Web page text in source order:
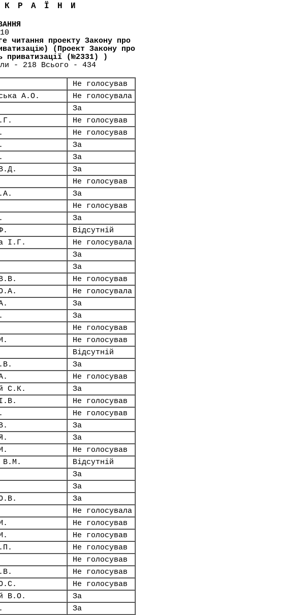
читання проекту Закону про
(Проект Закону про
приватизації (№2331) )
- 218 Всього - 434
Не голосував
А.О.
Не голосувала
За
Не голосував
Не голосував
За
За
За
Не голосував
За
Не голосував
За
Відсутній
І.Г.
Не голосувала
За
За
Не голосував
Не голосувала
За
За
Не голосував
Не голосував
Відсутній
За
Не голосував
С.К.
За
Не голосував
Не голосував
За
За
Не голосував
В.М.
Відсутній
За
За
За
Не голосувала
Не голосував
Не голосував
Не голосував
Не голосував
Не голосував
Не голосував
В.О.
За
За